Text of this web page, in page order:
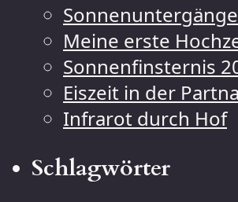
Meine erste
Sonnenfinsternis
Eiszeit in der
Infrarot durch Hof
Schlagwörter